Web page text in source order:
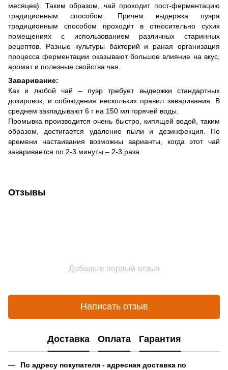
месяцев). Таким образом, чай проходит пост-ферментацию
традиционным способом. Причем выдержка пуэра
традиционным способом проходит в относительно сухих
помещениях с использованием различных старинных
рецептов. Разные культуры бактерий и раная организация
процесса ферментации оказывают большое влияние на вкус,
аромат и полезные свойства чая.
Заваривание:
Как и любой чай – пуэр требует выдержки стандартных
дозировок, и соблюдения нескольких правил заваривания. В
среднем закладывают 6 г на 150 мл горячей воды.
Промывка производится очень быстро, кипящей водой, таким
образом, достигается удаление пыли и дезинфекция. По
времени настаивания возможны варианты, когда этот чай
заваривается по 2-3 минуты – 2-3 раза
Отзывы
Добавьте первый отзыв
Написать отзыв
Доставка Оплата Гарантия
По адресу покупателя - адресная доставка по